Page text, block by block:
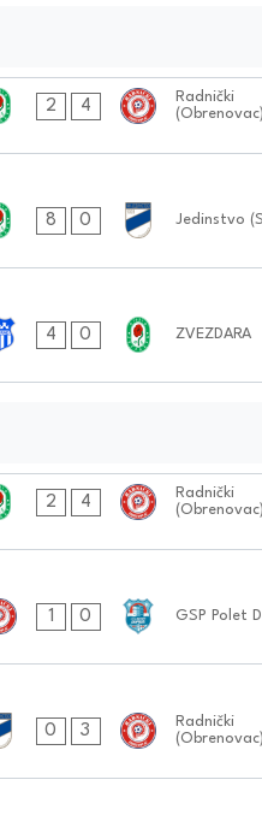
2 4
Radnički
(Obrenovac)
8 0 Jedinstvo
4 0 ZVEZDARA
2 4
Radnički
(Obrenovac)
1 0 GSP Polet
0 3
Radnički
(Obrenovac)